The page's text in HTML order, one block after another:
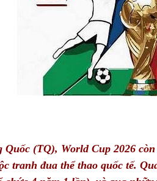
(TQ), World Cup 2026
tranh đua thể thao quốc tế.